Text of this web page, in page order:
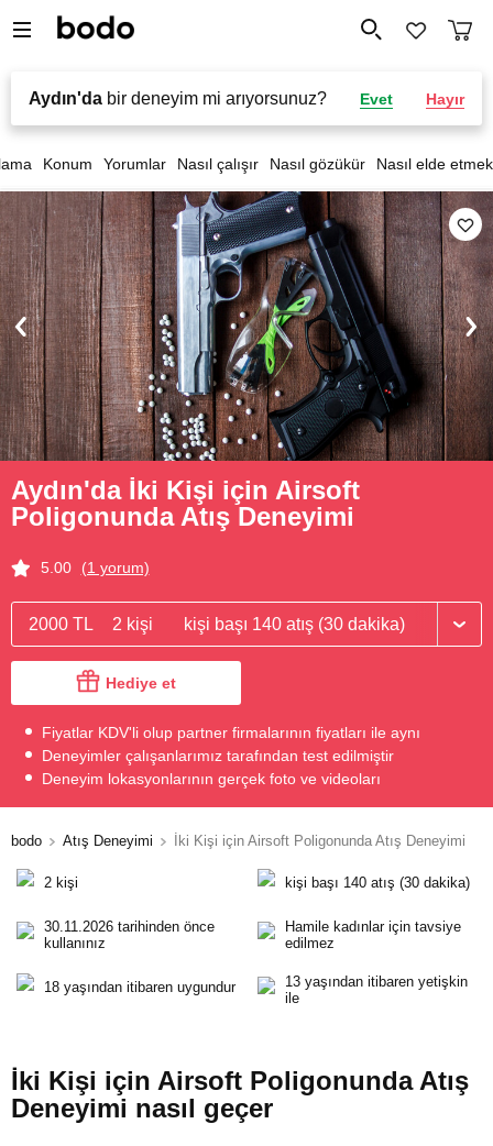
Aydın'da bir deneyim mi arıyorsunuz? Evet Hayır
Konum Yorumlar Nasıl çalışır Nasıl gözükür Nasıl elde etmek
Aydın'da İki Kişi için Airsoft
Poligonunda Atış Deneyimi
5.00 (1 yorum)
2000 TL 2 kişi kişi başı 140 atış (30 dakika)
Hediye et
Fiyatlar KDV'li olup partner firmalarının fiyatları ile aynı
Deneyimler çalışanlarımız tarafından test edilmiştir
Deneyim lokasyonlarının gerçek foto ve videoları
bodo Atış Deneyimi İki Kişi için Airsoft Poligonunda Atış Deneyimi
2 kişi kişi başı 140 atış (30 dakika)
30.11.2026 tarihinden önce
kullanınız
Hamile kadınlar için tavsiye
edilmez
18 yaşından itibaren uygundur
13 yaşından itibaren yetişkin
ile
İki Kişi için Airsoft Poligonunda Atış
Deneyimi nasıl geçer